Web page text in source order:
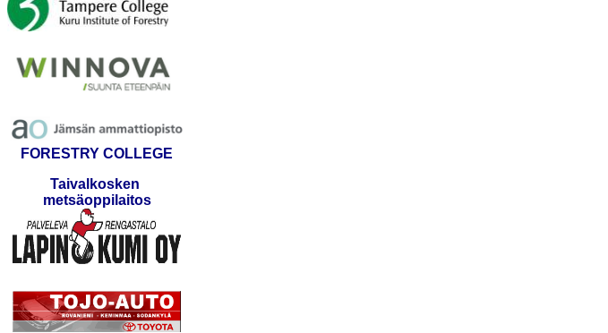
FORESTRY COLLEGE
Taivalkosken
metsäoppilaitos